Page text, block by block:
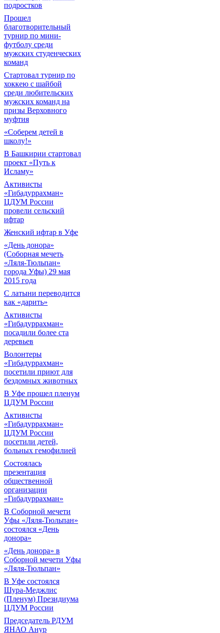
подростков
Прошел
благотворительный
турнир по мини-
футболу среди
мужских студенческих
команд
Cтартовал турнир по
хоккею с шайбой
среди любительских
мужских команд на
призы Верховного
муфтия
«Соберем детей в
школу!»
В Башкирии стартовал
проект «Путь к
Исламу»
Активисты
«Гибадуррахман»
ЦДУМ России
провели сельский
ифтар
Женский ифтар в Уфе
«День донора»
(Соборная мечеть
«Ляля-Тюльпан»
города Уфы) 29 мая
2015 года
С латыни переводится
как «дарить»
Активисты
«Гибадуррахман»
посадили более ста
деревьев
Волонтеры
«Гибадуррахман»
посетили приют для
бездомных животных
В Уфе прошел пленум
ЦДУМ России
Активисты
«Гибадуррахман»
ЦДУМ России
посетили детей,
больных гемофилией
Состоялась
презентация
общественной
организации
«Гибадуррахман»
В Соборной мечети
Уфы «Ляля-Тюльпан»
состоялся «День
донора»
«День донора» в
Соборной мечети Уфы
«Ляля-Тюльпан»
В Уфе состоялся
Шура-Меджлис
(Пленум) Президиума
ЦДУМ России
Председатель РДУМ
ЯНАО Анур